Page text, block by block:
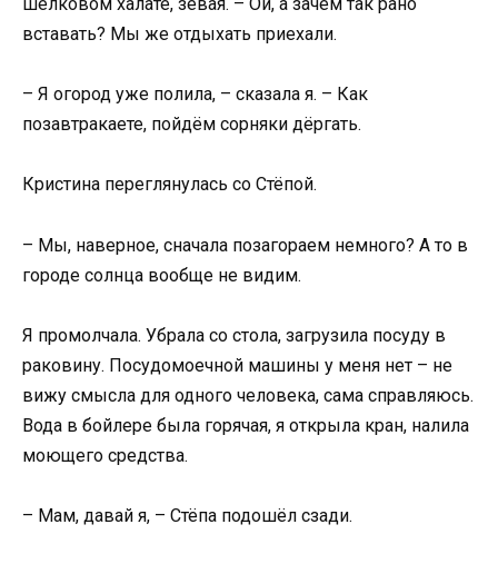
вставать? Мы же отдыхать приехали.
– Я огород уже полила, – сказала я. – Как
позавтракаете, пойдём сорняки дёргать.
Кристина переглянулась со Стёпой.
– Мы, наверное, сначала позагораем немного? А то в
городе солнца вообще не видим.
Я промолчала. Убрала со стола, загрузила посуду в
раковину. Посудомоечной машины у меня нет – не
вижу смысла для одного человека, сама справляюсь.
Вода в бойлере была горячая, я открыла кран, налила
моющего средства.
– Мам, давай я, – Стёпа подошёл сзади.